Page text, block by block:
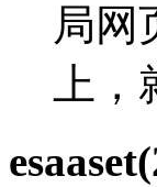
局网
上